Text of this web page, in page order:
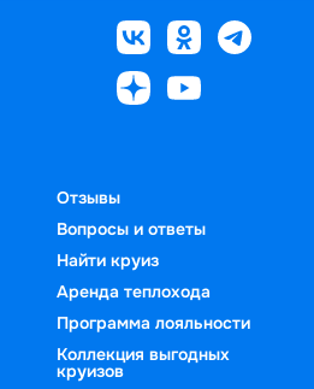
Отзывы
Вопросы и ответы
Найти круиз
Аренда теплохода
Программа лояльности
Коллекция выгодных
круизов